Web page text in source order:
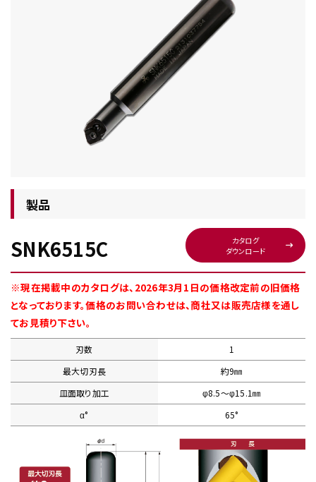
工具・部品一覧
生産終了品
製品
SNK6515C
カタログ
ダウンロード
※現在掲載中のカタログは、2026年3月1日の価格改定前の旧価格
となっております。価格のお問い合わせは、商社又は販売店様を通し
てお見積り下さい。
刃数
1
最大切刃長
約9㎜
皿面取り加工
φ8.5〜φ15.1㎜
α°
65°